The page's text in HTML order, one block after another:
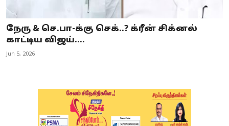
நேரு & செ.பா-க்கு செக்..? க்ரீன் சிக்னல்
காட்டிய விஜய்....
Jun 5, 2026